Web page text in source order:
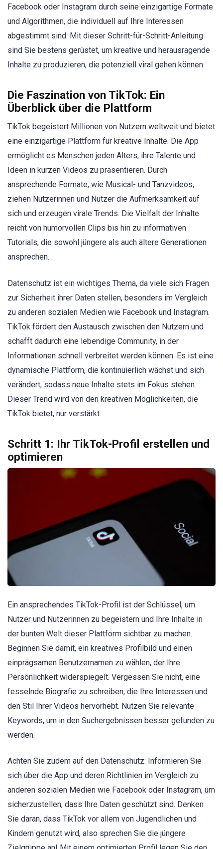
Facebook oder Instagram durch seine einzigartige Formate
und Algorithmen, die individuell auf Ihre Interessen
abgestimmt sind. Mit dieser Schritt-für-Schritt-Anleitung
sind Sie bestens gerüstet, um kreative und herausragende
Inhalte zu produzieren, die potenziell viral gehen können.
Die Faszination von TikTok: Ein
Überblick über die Plattform
TikTok begeistert Millionen von Nutzern weltweit und bietet
eine einzigartige Plattform für kreative Inhalte. Die App
ermöglicht es Menschen jeden Alters, ihre Talente und
Ideen in kurzen Videos zu präsentieren. Durch
ansprechende Formate, wie Musical- und Tanzvideos,
ziehen Nutzerinnen und Nutzer die Aufmerksamkeit auf
sich und erzeugen virale Trends. Die Vielfalt der Inhalte
reicht von humorvollen Clips bis hin zu informativen
Tutorials, die sowohl jüngere als auch ältere Generationen
ansprechen.
Datenschutz ist ein wichtiges Thema, da viele sich Fragen
zur Sicherheit ihrer Daten stellen, besonders im Vergleich
zu anderen sozialen Medien wie Facebook und Instagram.
TikTok fördert den Austausch zwischen den Nutzern und
schafft dadurch eine lebendige Community, in der
Informationen schnell verbreitet werden können. Es ist eine
dynamische Plattform, die kontinuierlich wächst und sich
verändert, sodass neue Inhalte stets im Fokus stehen.
Dieser Trend wird von den kreativen Möglichkeiten, die
TikTok bietet, nur verstärkt.
Schritt 1: Ihr TikTok-Profil erstellen und
optimieren
Ein ansprechendes TikTok-Profil ist der Schlüssel, um
Nutzer und Nutzerinnen zu begeistern und Ihre Inhalte in
der bunten Welt dieser Plattform sichtbar zu machen.
Beginnen Sie damit, ein kreatives Profilbild und einen
einprägsamen Benutzernamen zu wählen, der Ihre
Persönlichkeit widerspiegelt. Vergessen Sie nicht, eine
fesselnde Biografie zu schreiben, die Ihre Interessen und
den Stil Ihrer Videos hervorhebt. Nutzen Sie relevante
Keywords, um in den Suchergebnissen besser gefunden zu
werden.
Achten Sie zudem auf den Datenschutz: Informieren Sie
sich über die App und deren Richtlinien im Vergleich zu
anderen sozialen Medien wie Facebook oder Instagram, um
sicherzustellen, dass Ihre Daten geschützt sind. Denken
Sie daran, dass TikTok vor allem von Jugendlichen und
Kindern genutzt wird, also sprechen Sie die jüngere